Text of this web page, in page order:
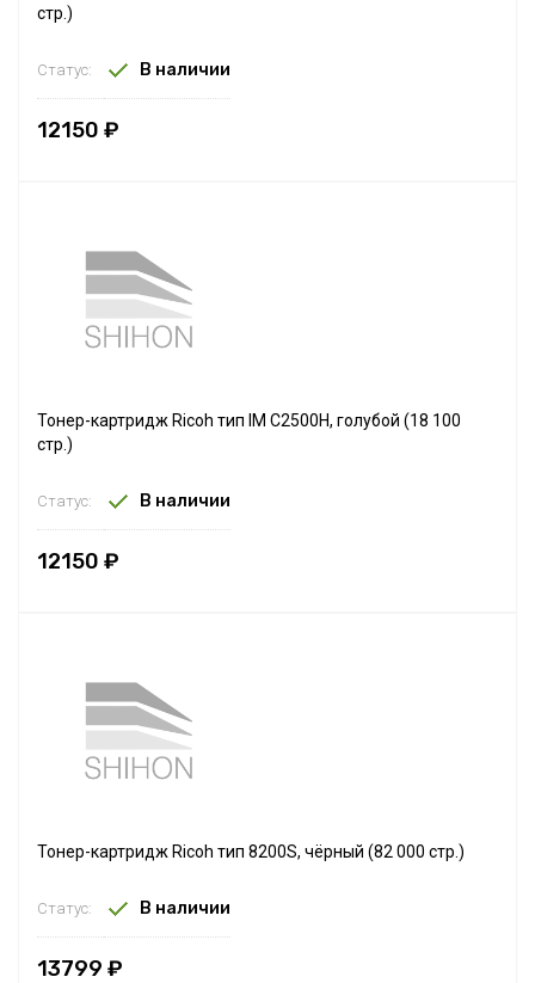
стр.)
Статус: В наличии
12150 ₽
Тонер-картридж Ricoh тип IM C2500H, голубой (18 100
стр.)
Статус: В наличии
12150 ₽
Тонер-картридж Ricoh тип 8200S, чёрный (82 000 стр.)
Статус: В наличии
13799 ₽